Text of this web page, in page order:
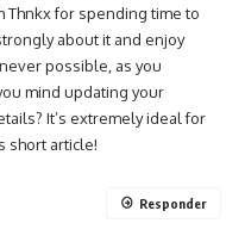
Thnkx for spending time to
about it and enjoy
possible, as you
mind updating your
It’s extremely ideal for
short article!
Responder